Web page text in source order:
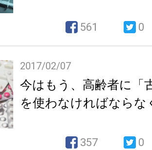
561 0
2017/02/07
今はもう、高齢者に「
を使わなければならな
357 0